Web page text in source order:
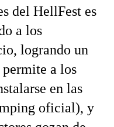
del HellFest es
a los
logrando un
permite a los
en las
oficial), y